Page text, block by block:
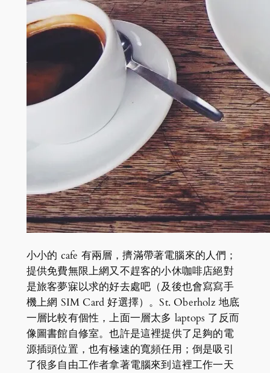
小小的 cafe 有兩層，擠滿帶著電腦來的人們；
提供免費無限上網又不趕客的小休咖啡店絕對
是旅客夢寐以求的好去處吧（及後也會寫寫手
機上網 SIM Card 好選擇）。St. Oberholz 地底
一層比較有個性，上面一層太多 laptops 了反而
像圖書館自修室。也許是這裡提供了足夠的電
源插頭位置，也有極速的寬頻任用；倒是吸引
了很多自由工作者拿著電腦來到這裡工作一天